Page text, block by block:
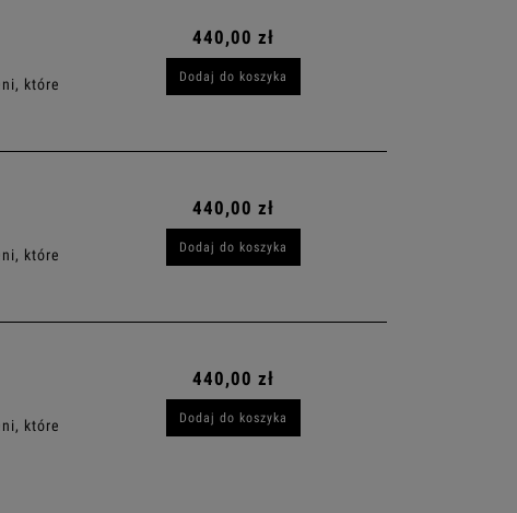
które
440,00 zł
Dodaj do koszyka
które
440,00 zł
Dodaj do koszyka
które
440,00 zł
Dodaj do koszyka